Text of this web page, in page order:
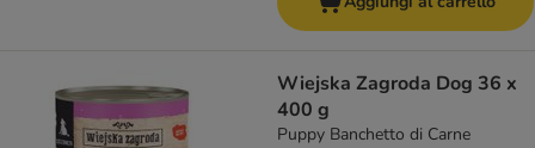
Wiejska Zagroda Dog 36 x
400 g
Puppy Banchetto di Carne